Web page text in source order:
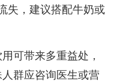
失，建议搭配牛奶或
可带来多重益处，
群应咨询医生或营